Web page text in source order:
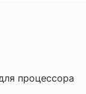
процессора